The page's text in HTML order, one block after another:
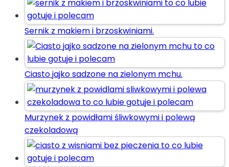
Sernik z makiem i brzoskwiniami.
Ciasto jajko sadzone na zielonym mchu.
Murzynek z powidłami śliwkowymi i polewą
czekoladową